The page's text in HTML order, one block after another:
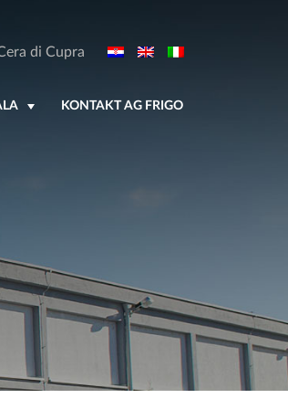
di Cupra
KONTAKT AG FRIGO